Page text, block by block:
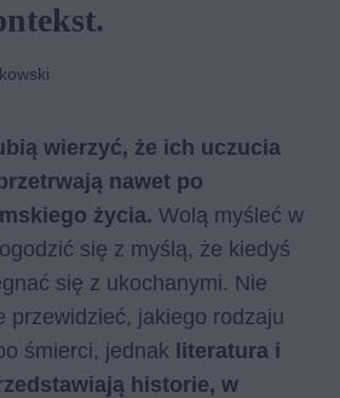
wierzyć, że ich uczucia
nawet po
życia. Wolą myśleć w
się z myślą, że kiedyś
się z ukochanymi. Nie
przewidzieć, jakiego rodzaju
śmierci, jednak literatura i
historie, w